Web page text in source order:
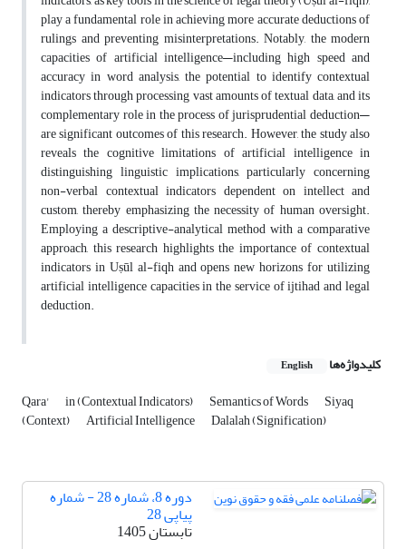
play a fundamental role in achieving more accurate deductions of
rulings and preventing misinterpretations. Notably, the modern
capacities of artificial intelligence—including high speed and
accuracy in word analysis, the potential to identify contextual
indicators through processing vast amounts of textual data, and its
complementary role in the process of jurisprudential deduction—
are significant outcomes of this research. However, the study also
reveals the cognitive limitations of artificial intelligence in
distinguishing linguistic implications, particularly concerning
non-verbal contextual indicators dependent on intellect and
custom, thereby emphasizing the necessity of human oversight.
Employing a descriptive-analytical method with a comparative
approach, this research highlights the importance of contextual
indicators in Uṣūl al-fiqh and opens new horizons for utilizing
artificial intelligence capacities in the service of ijtihad and legal
deduction.
کلیدواژه‌ها English
Qara' in (Contextual Indicators) Semantics of Words Siyaq
(Context) Artificial Intelligence Dalalah (Signification)
دوره 8، شماره 28 - شماره
پیاپی 28
تابستان 1405